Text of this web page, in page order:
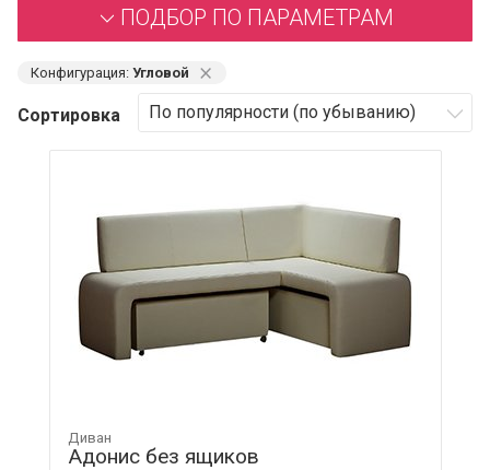
ПОДБОР ПО ПАРАМЕТРАМ
Конфигурация: Угловой ⨯
Сортировка
Диван
Адонис без ящиков